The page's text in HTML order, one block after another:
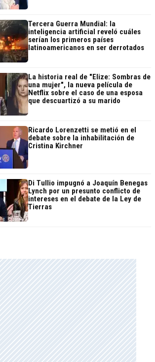
Tercera Guerra Mundial: la
inteligencia artificial reveló cuáles
serían los primeros países
latinoamericanos en ser derrotados
La historia real de "Elize: Sombras de
una mujer", la nueva película de
Netflix sobre el caso de una esposa
que descuartizó a su marido
Ricardo Lorenzetti se metió en el
debate sobre la inhabilitación de
Cristina Kirchner
Di Tullio impugnó a Joaquín Benegas
Lynch por un presunto conflicto de
intereses en el debate de la Ley de
Tierras